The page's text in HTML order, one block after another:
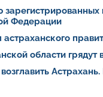
Федерации
области грядут
возглавить